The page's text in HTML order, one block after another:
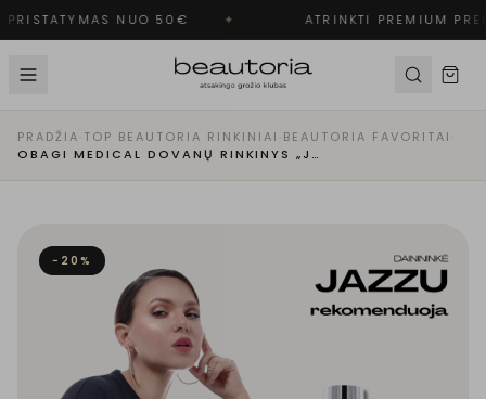
NUO 50€ ✦ ATRINKTI PREMIUM
PRADŽIA·TOP BEAUTORIA RINKINIAI ·BEAUTORIA FAVORITAI ·
OBAGI MEDICAL DOVANŲ RINKINYS „JAZZU BEAUTY BOX“
− 20 %